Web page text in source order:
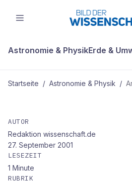
Astronomie & PhysikErde &
Startseite / Astronomie & Physik /
Nach Panne mit
jetzt Ariane-4 Satellit
AUTOR
Redaktion wissenschaft.de
27. September 2001
LESEZEIT
1 Minute
RUBRIK